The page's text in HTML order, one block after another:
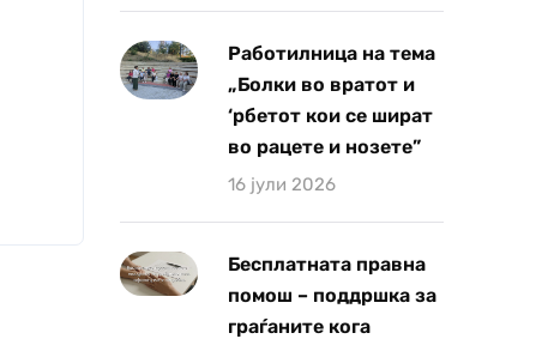
Работилница на тема
„Болки во вратот и
‘рбетот кои се шират
во рацете и нозете”
16 јули 2026
Бесплатната правна
помош – поддршка за
граѓаните кога